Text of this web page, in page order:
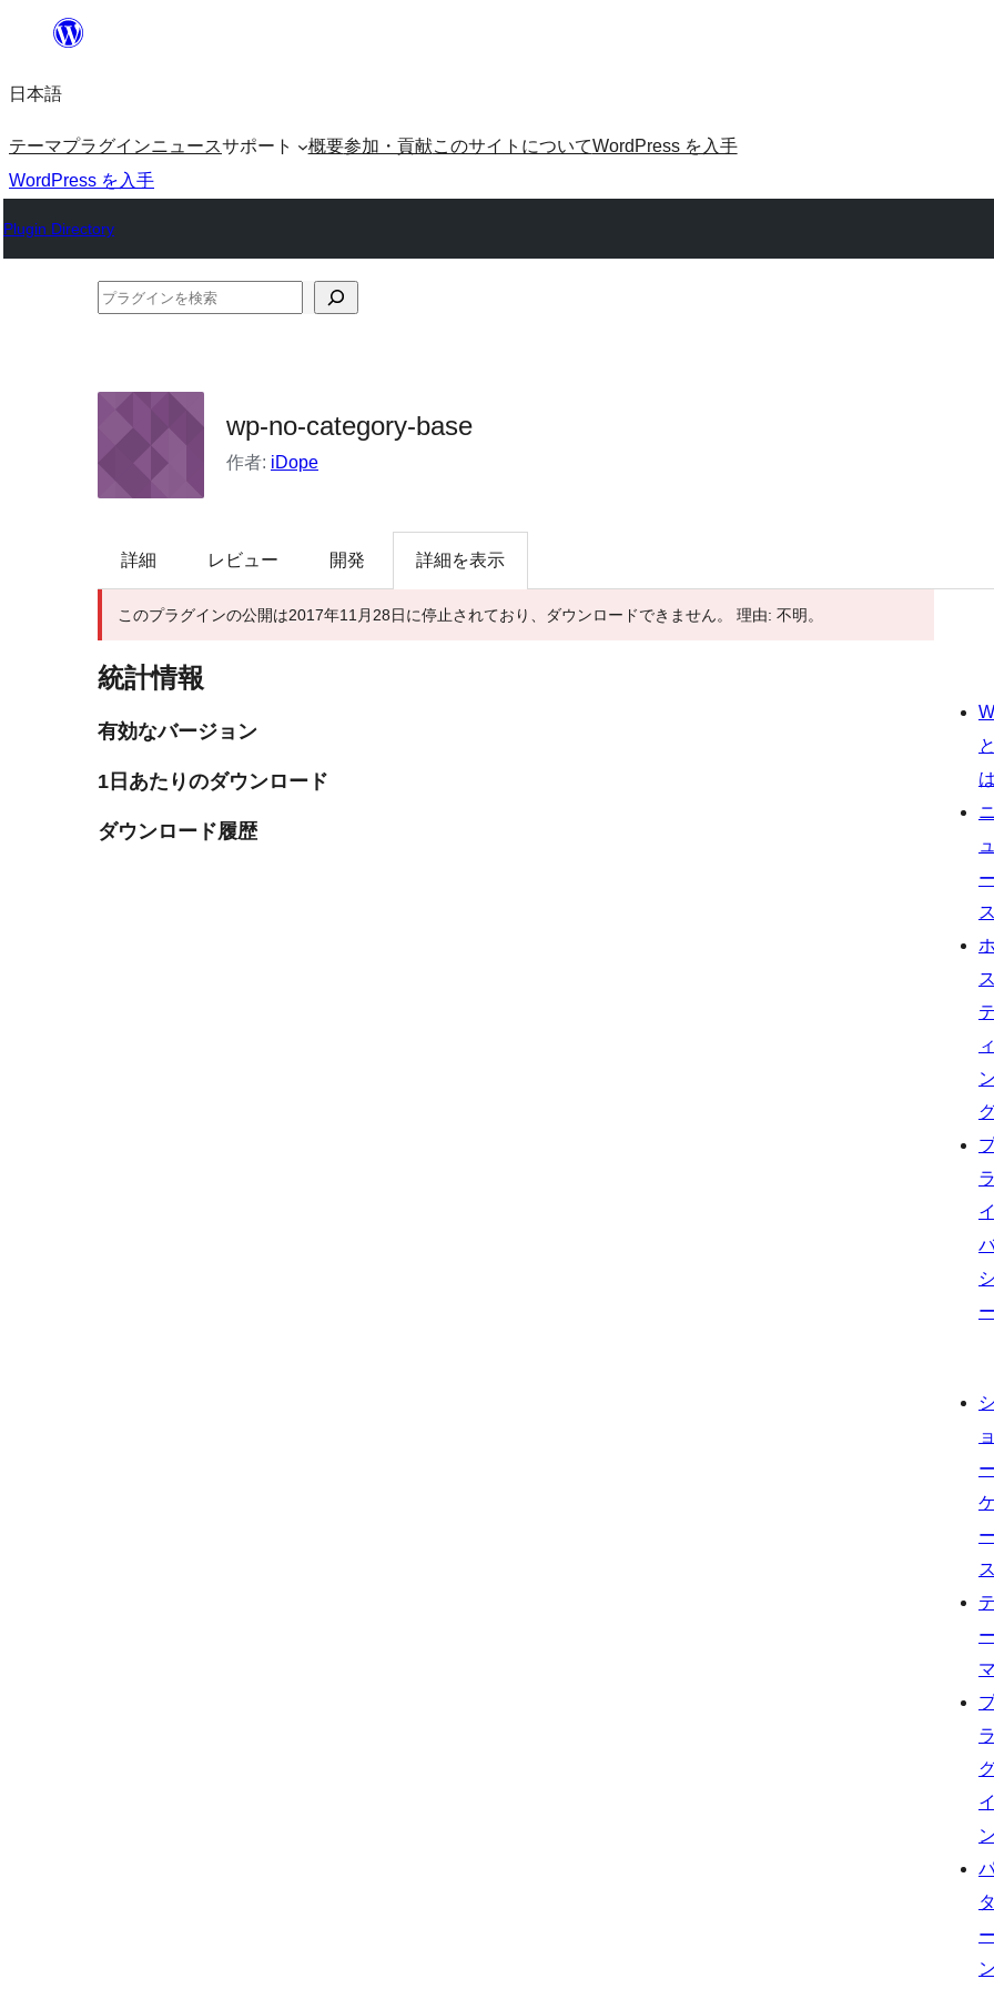
を
ッ
プ
日本語
テーマプラグインニュースサポート 概要参加・貢献このサイトについてWordPress を入手
WordPress を入手
Plugin Directory
プ
イ
検
wp-no-category-base
作者: iDope
詳細 レビュー 開発 詳細を表示
このプラグインの公開は2017年11月28日に停止されており、ダウンロードできません。 理由: 不明。
統計情報
有効なバージョン
1日あたりのダウンロード
ダウンロード履歴
と
は
ニ
ュ
ー
ス
ホ
ス
テ
ィ
ン
ラ
イ
シ
ー
シ
ョ
ー
ケ
ー
ス
テ
ー
マ
ラ
イ
ン
タ
ー
ン